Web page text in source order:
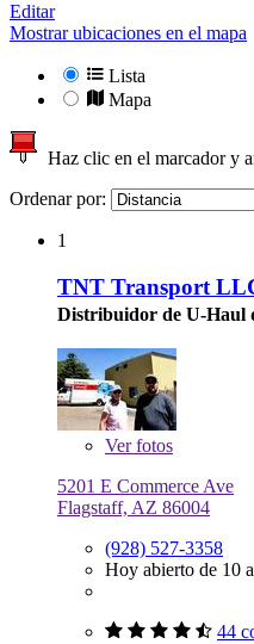
Editar
Mostrar ubicaciones en el mapa
Lista
Mapa
Haz clic en el marcador y
Ordenar por:
1
TNT Transport
Distribuidor de U-Haul
Verfotos
5201 E Commerce Ave
Flagstaff, AZ 86004
(928) 527-3358
Hoy abierto de 10
44